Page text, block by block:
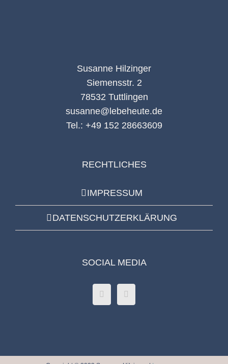
Susanne Hilzinger
Siemensstr. 2
78532 Tuttlingen
susanne@lebeheute.de
Tel.: +49 152 28663609
RECHTLICHES
IMPRESSUM
DATENSCHUTZERKLÄRUNG
SOCIAL MEDIA